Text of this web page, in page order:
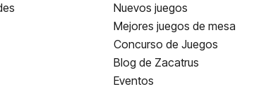
Nuevos juegos
Mejores juegos de mesa
Concurso de Juegos
Blog de Zacatrus
Eventos